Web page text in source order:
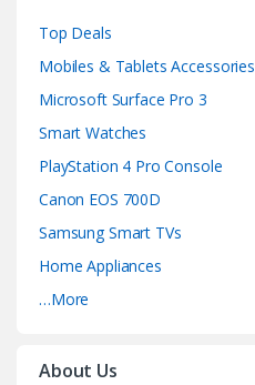
Top Deals
Mobiles & Tablets Accessories
Microsoft Surface Pro 3
Smart Watches
PlayStation 4 Pro Console
Canon EOS 700D
Samsung Smart TVs
Home Appliances
…More
About Us